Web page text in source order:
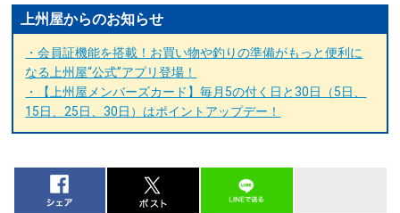
上州屋からのお知らせ
・会員証機能を搭載！お買い物や釣りの準備がもっと便利に
なる上州屋“公式”アプリ登場！
・【上州屋メンバーズカード】毎月5の付く日と30日（5日、
15日、25日、30日）はポイントアップデー！